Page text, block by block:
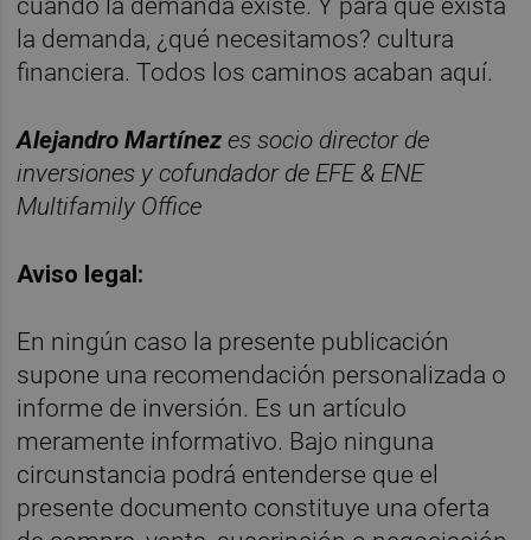
cuando la demanda existe. Y para que exista
la demanda, ¿qué necesitamos? cultura
financiera. Todos los caminos acaban aquí.
Alejandro Martínezes socio director de
inversiones y cofundador de EFE & ENE
Multifamily Office
Aviso legal:
En ningún caso la presente publicación
supone una recomendación personalizada o
informe de inversión. Es un artículo
meramente informativo. Bajo ninguna
circunstancia podrá entenderse que el
presente documento constituye una oferta